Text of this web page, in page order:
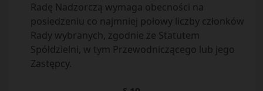
Radę Nadzorczą wymaga obecności na
posiedzeniu co najmniej połowy liczby członków
Rady wybranych, zgodnie ze Statutem
Spółdzielni, w tym Przewodniczącego lub jego
Zastępcy.